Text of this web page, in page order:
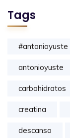
Tags
#antonioyuste
antonioyuste
carbohidratos
creatina
descanso